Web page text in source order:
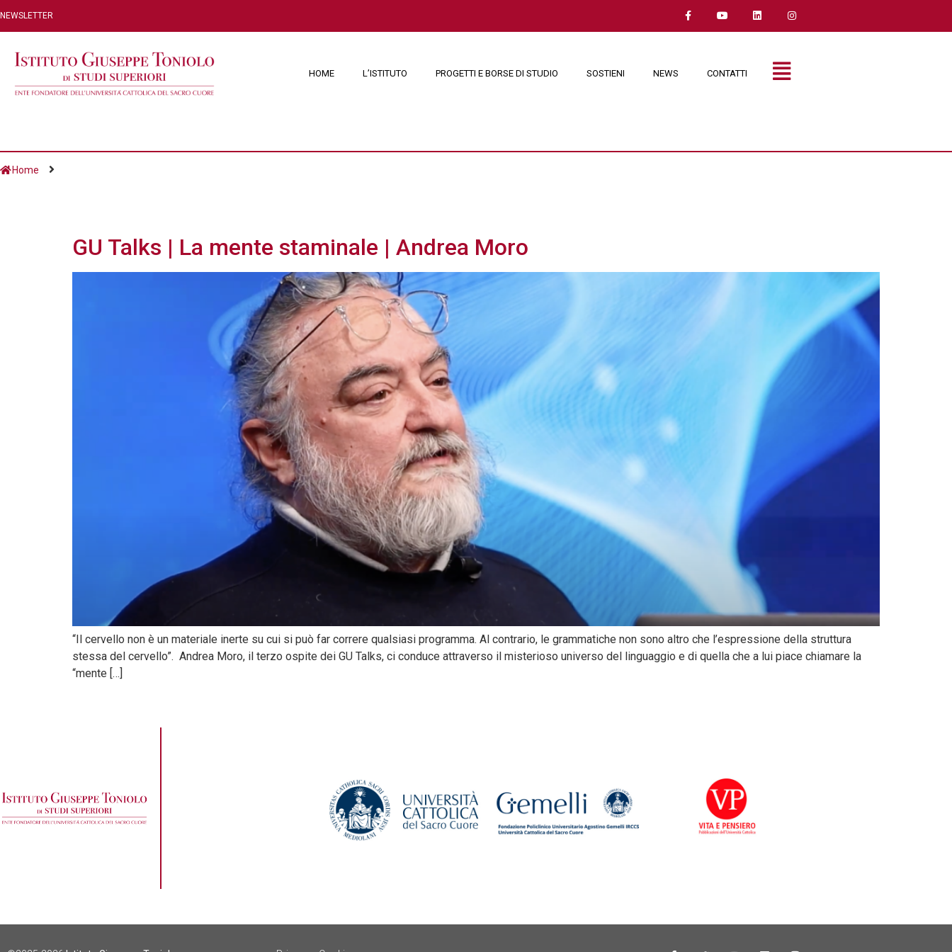
NEWSLETTER
HOME L’ISTITUTO PROGETTI E BORSE DI STUDIO SOSTIENI NEWS CONTATTI
Home
GU Talks | La mente staminale | Andrea Moro
“Il cervello non è un materiale inerte su cui si può far correre qualsiasi programma. Al contrario, le grammatiche non sono altro che l’espressione della struttura
stessa del cervello”. Andrea Moro, il terzo ospite dei GU Talks, ci conduce attraverso il misterioso universo del linguaggio e di quella che a lui piace chiamare la
“mente […]